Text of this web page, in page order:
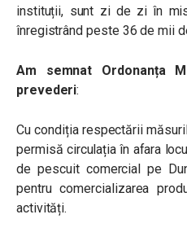
instituții, sunt zi de zi în
înregistrând peste 36 de mii
Am semnat Ordonanța
prevederi:
Cu condiția respectării
permisă circulația în afara
de pescuit comercial pe
pentru comercializarea
activități.